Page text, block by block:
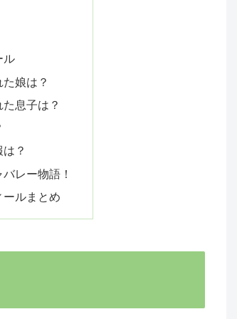
ル
娘は？
息子は？
？
レー物語！
ルまとめ